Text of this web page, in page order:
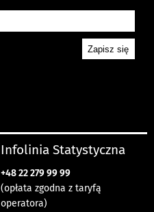
Infolinia Statystyczna
+48 22 279 99 99
(opłata zgodna z taryfą
operatora)